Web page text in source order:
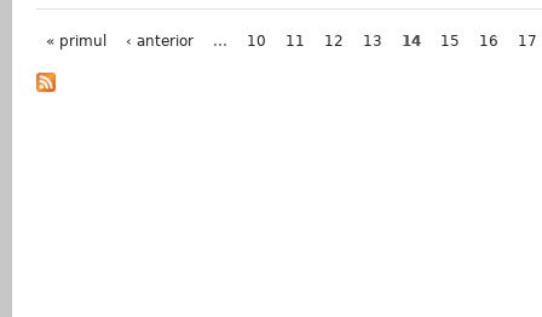
Pagini
« primul ‹ anterior … 10 11 12 13 14 15 16 17